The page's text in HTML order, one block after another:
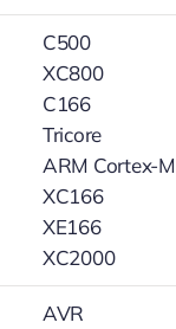
C500
XC800
C166
Tricore
ARM Cortex-
XC166
XE166
XC2000
AVR